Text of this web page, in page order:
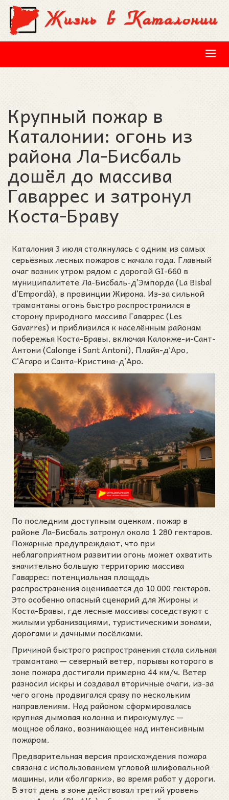
Перейти к основному содержанию
Крупный пожар в
Каталонии: огонь из
района Ла-Бисбаль
дошёл до массива
Гаваррес и затронул
Коста-Браву
Каталония 3 июля столкнулась с одним из самых
серьёзных лесных пожаров с начала года. Главный
очаг возник утром рядом с дорогой GI-660 в
муниципалитете Ла-Бисбаль-д’Эмпорда (La Bisbal
d’Empordà), в провинции Жирона. Из-за сильной
трамонтаны огонь быстро распространился в
сторону природного массива Гаваррес (Les
Gavarres) и приблизился к населённым районам
побережья Коста-Бравы, включая Калонже-и-Сант-
Антони (Calonge i Sant Antoni), Плайя-д’Аро,
С’Агаро и Санта-Кристина-д’Аро.
По последним доступным оценкам, пожар в
районе Ла-Бисбаль затронул около 1 280 гектаров.
Пожарные предупреждают, что при
неблагоприятном развитии огонь может охватить
значительно большую территорию массива
Гаваррес: потенциальная площадь
распространения оценивается до 10 000 гектаров.
Это особенно опасный сценарий для Жироны и
Коста-Бравы, где лесные массивы соседствуют с
жилыми урбанизациями, туристическими зонами,
дорогами и дачными посёлками.
Причиной быстрого распространения стала сильная
трамонтана — северный ветер, порывы которого в
зоне пожара достигали примерно 44 км/ч. Ветер
разносил искры и создавал вторичные очаги, из-за
чего огонь продвигался сразу по нескольким
направлениям. Над районом сформировалась
крупная дымовая колонна и пирокумулус —
мощное облако, возникающее над интенсивным
пожаром.
Предварительная версия происхождения пожара
связана с использованием угловой шлифовальной
машины, или «болгарки», во время работ у дороги.
В этот день в зоне действовал третий уровень